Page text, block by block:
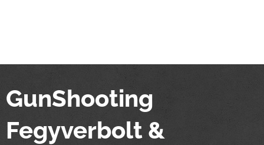
GunShooting
Fegyverbolt &